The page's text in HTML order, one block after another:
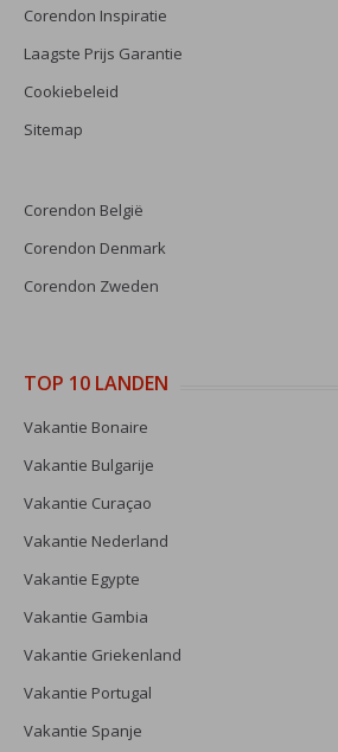
Corendon Inspiratie
Laagste Prijs Garantie
Cookiebeleid
Sitemap
Corendon België
Corendon Denmark
Corendon Zweden
TOP 10 LANDEN
Vakantie Bonaire
Vakantie Bulgarije
Vakantie Curaçao
Vakantie Nederland
Vakantie Egypte
Vakantie Gambia
Vakantie Griekenland
Vakantie Portugal
Vakantie Spanje